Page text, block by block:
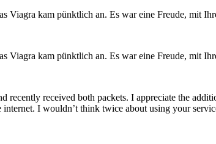
Viagra kam pünktlich an. Es war eine Freude, mit
Viagra kam pünktlich an. Es war eine Freude, mit
recently received both packets. I appreciate the
I wouldn’t think twice about using your